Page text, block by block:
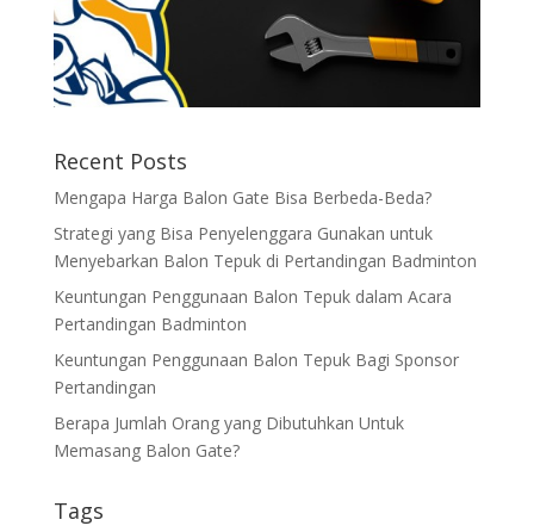
Recent Posts
Mengapa Harga Balon Gate Bisa Berbeda-Beda?
Strategi yang Bisa Penyelenggara Gunakan untuk
Menyebarkan Balon Tepuk di Pertandingan Badminton
Keuntungan Penggunaan Balon Tepuk dalam Acara
Pertandingan Badminton
Keuntungan Penggunaan Balon Tepuk Bagi Sponsor
Pertandingan
Berapa Jumlah Orang yang Dibutuhkan Untuk
Memasang Balon Gate?
Tags